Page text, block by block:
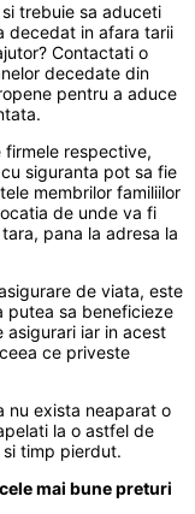
trebuie sa aduceti
decedat in afara tarii
Contactati o
decedate din
pentru a aduce
respective,
siguranta pot sa fie
membrilor familiilor
de unde va fi
pana la adresa la
de viata, este
putea sa beneficieze
iar in acest
ce priveste
nu exista neaparat o
la o astfel de
timp pierdut.
mai bune preturi